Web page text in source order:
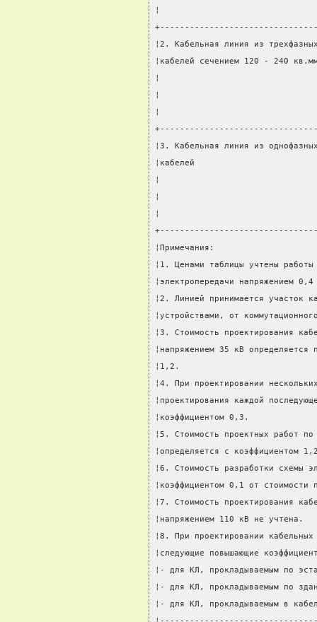
¦                                ¦
¦2. Кабельная линия из
¦кабелей сечением 120 -
¦                                ¦
¦
¦                                ¦
¦3. Кабельная линия из
¦кабелей
¦                                ¦
¦
¦                                ¦
¦Примечания:
¦1. Ценами таблицы учтены
¦электропередачи
¦2. Линией принимается участок
¦устройствами, от
¦3. Стоимость проектирования
¦напряжением 35 кВ
¦1,2.
¦4. При проектировании
¦проектирования каждой
¦коэффициентом 0,3.
¦5. Стоимость проектных работ
¦определяется с
¦6. Стоимость разработки схемы
¦коэффициентом 0,1 от
¦7. Стоимость проектирования
¦напряжением 110 кВ не
¦8. При проектировании
¦следующие повышающие
¦- для КЛ, прокладываемым
¦- для КЛ, прокладываемым по
¦- для КЛ, прокладываемым в